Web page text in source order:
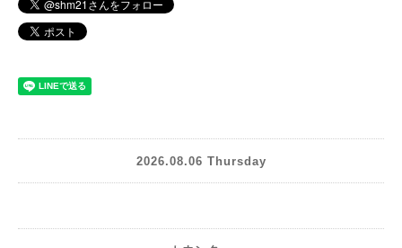
2026.08.06 Thursday